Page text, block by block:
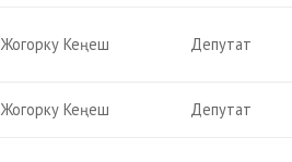
Жогорку Кеңеш Депутат
Жогорку Кеңеш Депутат